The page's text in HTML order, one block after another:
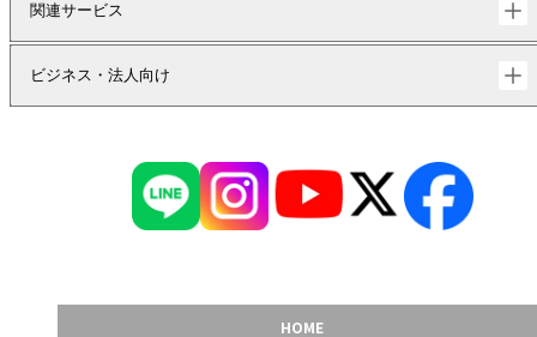
関連サービス
ビジネス・法人向け
HOME